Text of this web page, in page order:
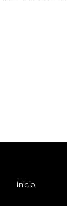
Inicio